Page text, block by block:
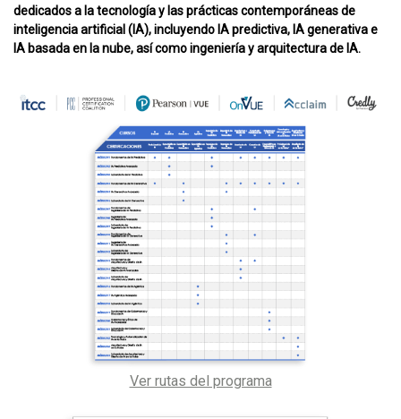
dedicados a la tecnología y las prácticas contemporáneas de
inteligencia artificial (IA), incluyendo IA predictiva, IA generativa e
IA basada en la nube, así como ingeniería y arquitectura de IA.
Ver rutas del programa